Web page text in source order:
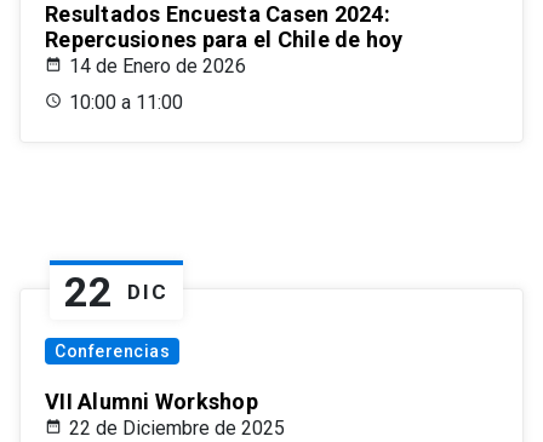
Resultados Encuesta Casen 2024:
Repercusiones para el Chile de hoy
14 de Enero de 2026
10:00 a 11:00
22 DIC
Conferencias
VII Alumni Workshop
22 de Diciembre de 2025